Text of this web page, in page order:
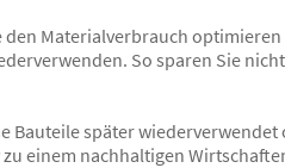
Materialverbrauch
So sparen Sie
später
einem nachhaltigen